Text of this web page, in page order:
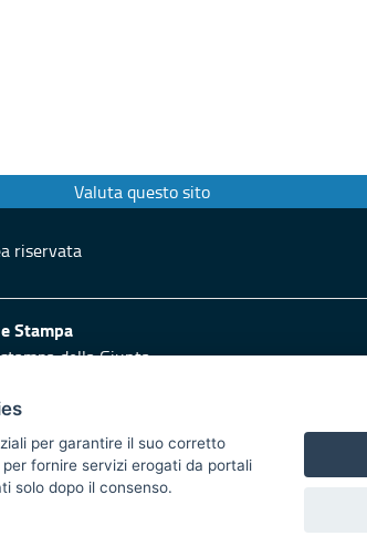
Valuta questo sito
riservata
Stampa
della Giunta
regionale
di pubblicazione
XI
per garantire il suo corretto
fornire servizi erogati da portali
solo dopo il consenso.